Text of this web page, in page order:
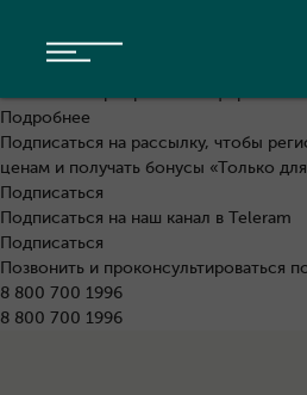
Мы уже провели эту программу
Даты следующего проведения
Подробнее
Подписаться на рассылку, чтобы
ценам и получать бонусы «Только
Подписаться
Подписаться на наш канал в Teleram
Подписаться
Позвонить и проконсультироваться
8 800 700 1996
8 800 700 1996
КОНЦЕПЦИЯ ФЕСТИВАЛЯ
СПИКЕРЫ
СТОИМОСТЬ